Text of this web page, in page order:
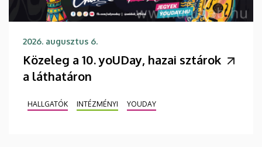
2026. augusztus 6.
Közeleg a 10. yoUDay, hazai sztárok
a láthatáron
HALLGATÓK INTÉZMÉNYI YOUDAY